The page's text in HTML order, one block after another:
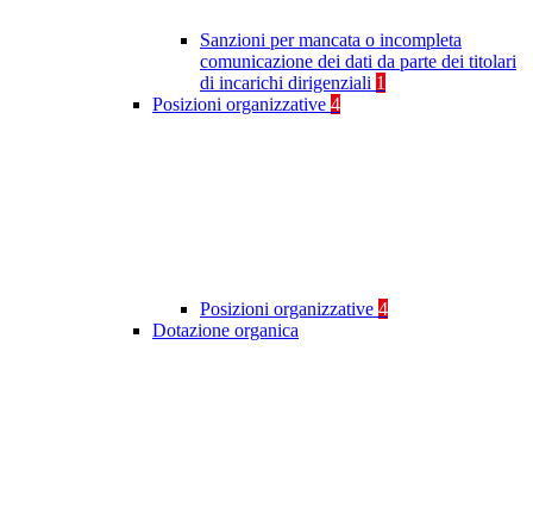
Sanzioni per mancata o incompleta
comunicazione dei dati da parte dei titolari
di incarichi dirigenziali 1
Posizioni organizzative 4
Posizioni organizzative 4
Dotazione organica